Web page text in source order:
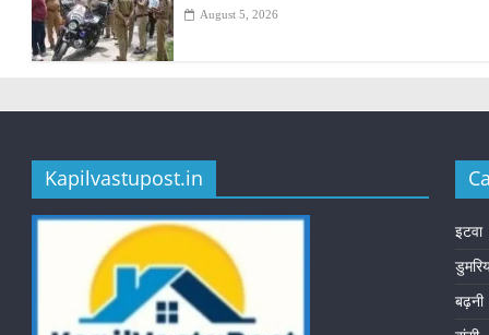
August 5, 2026
Kapilvastupost.in
इटवा
बढ़नी